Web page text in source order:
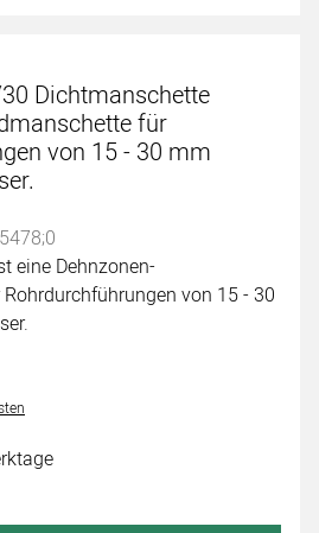
Dichtmanschette
für
von 15 - 30 mm
abgegeben
eine Dehnzonen-
von 15 - 30